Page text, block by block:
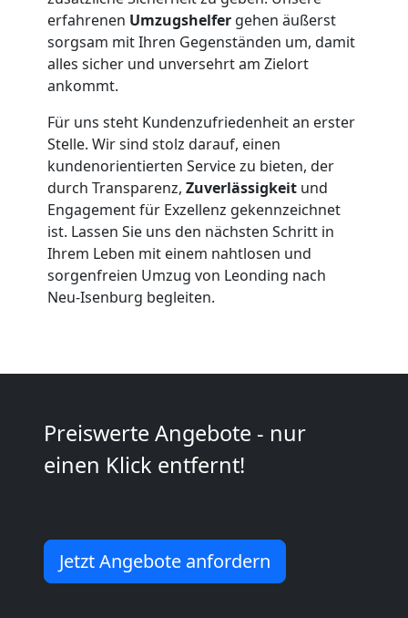
erfahrenen Umzugshelfer gehen äußerst
sorgsam mit Ihren Gegenständen um, damit
alles sicher und unversehrt am Zielort
ankommt.
Für uns steht Kundenzufriedenheit an erster
Stelle. Wir sind stolz darauf, einen
kundenorientierten Service zu bieten, der
durch Transparenz, Zuverlässigkeit und
Engagement für Exzellenz gekennzeichnet
ist. Lassen Sie uns den nächsten Schritt in
Ihrem Leben mit einem nahtlosen und
sorgenfreien Umzug von Leonding nach
Neu-Isenburg begleiten.
Preiswerte Angebote - nur
einen Klick entfernt!
Jetzt Angebote anfordern
Leonding
Beiladung
Leonding
Mini
Umzug
LKW